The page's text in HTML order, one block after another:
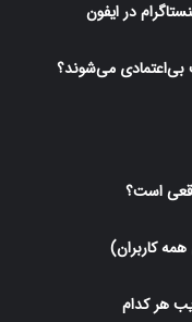
بی‌اعتمادی می‌شوند؟
کاربران)